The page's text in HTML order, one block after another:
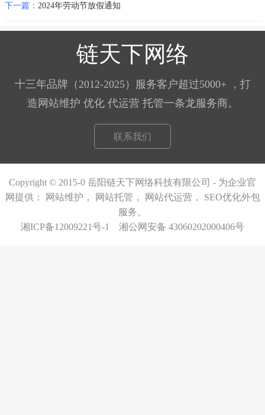
下一篇： 2024年劳动节放假通知
链天下网络
十三年品牌（2012-2025）服务客户超过5000+ ，打
造网站维护 优化 代运营 托管一条龙服务商。
联系我们
Copyright © 2015-0 岳阳链天下网络科技有限公司 - 为企业官
网提供：
网站维护， 网站托管 ， 网站代运营 ， SEO优化外包
服务。
湘ICP备12009221号-1
湘公网安备 43060202000406号